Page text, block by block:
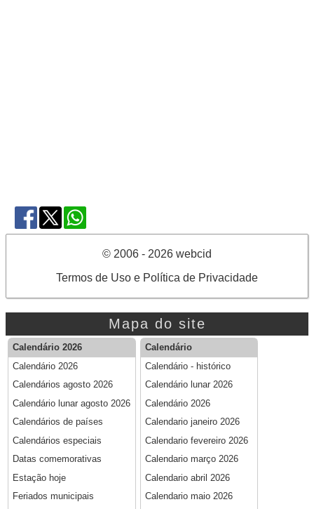
© 2006 - 2026 webcid
Termos de Uso e Política de Privacidade
Mapa do site
Calendário 2026
Calendário 2026
Calendários agosto 2026
Calendário lunar agosto 2026
Calendários de países
Calendários especiais
Datas comemorativas
Estação hoje
Feriados municipais
Calendário
Calendário - histórico
Calendário lunar 2026
Calendário 2026
Calendario janeiro 2026
Calendario fevereiro 2026
Calendario março 2026
Calendario abril 2026
Calendario maio 2026